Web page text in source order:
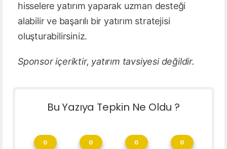
hisselere yatırım yaparak uzman desteği
alabilir ve başarılı bir yatırım stratejisi
oluşturabilirsiniz.
Sponsor içeriktir, yatırım tavsiyesi değildir.
Bu Yazıya Tepkin Ne Oldu ?
0 0 0 0